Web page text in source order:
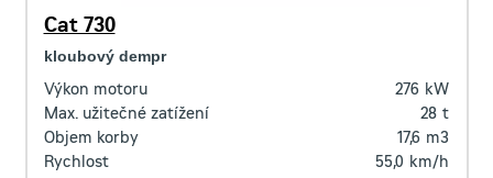
Cat 730
kloubový dempr
Výkon motoru 276 kW
Max. užitečné zatížení
28 t
Objem korby
17,6 m3
Rychlost
55,0 km/h